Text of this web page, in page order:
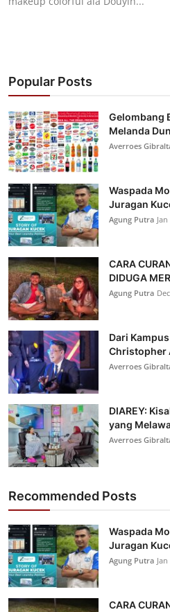
Popular Posts
Gelombang
Melanda
Averroes
Waspada
Juragan
Agung Putra
CARA
DIDUGA
Agung Putra
Dari
Christopher
Averroes
DIAREY:
yang
Averroes
Recommended Posts
Waspada
Juragan
Agung Putra
CARA